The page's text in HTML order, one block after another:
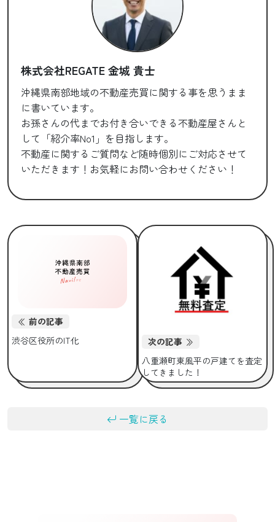
株式会社REGATE 金城 貴士
沖縄県南部地域の不動産売買に関する事を思うまま
に書いています。
お孫さんの代までお付き合いできる不動産屋さんと
して「紹介率No1」を目指します。
不動産に関するご質問など随時個別にご対応させて
いただきます！お気軽にお問い合わせください！
前の記事
渋谷区役所のIT化
次の記事
八重瀬町東風平の戸建てを査定
してきました！
一覧に戻る